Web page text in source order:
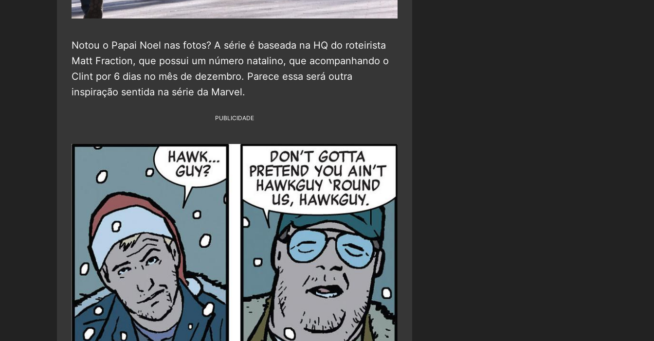
Notou o Papai Noel nas fotos? A série é baseada na HQ do roteirista
Matt Fraction, que possui um número natalino, que acompanhando o
Clint por 6 dias no mês de dezembro. Parece essa será outra
inspiração sentida na série da Marvel.
PUBLICIDADE